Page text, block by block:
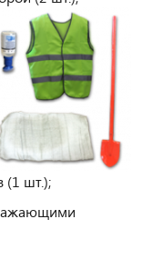
(1 шт.);